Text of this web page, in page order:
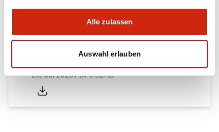
Alle zulassen
Auswahl erlauben
04/06/2025.PDF148.84KB
25/08/2023.PDF5.52MB